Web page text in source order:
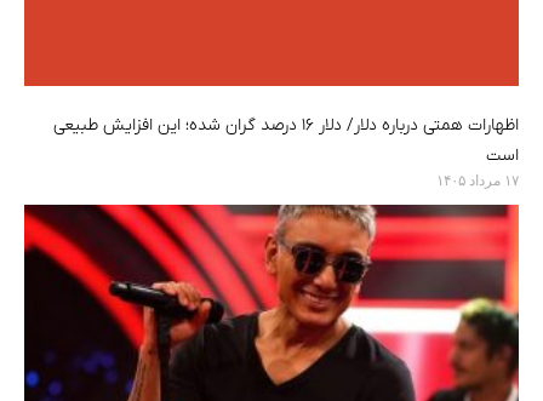
اظهارات همتی درباره دلار/ دلار ۱۶ درصد گران شده؛ این افزایش طبیعی
است
۱۷ مرداد ۱۴۰۵